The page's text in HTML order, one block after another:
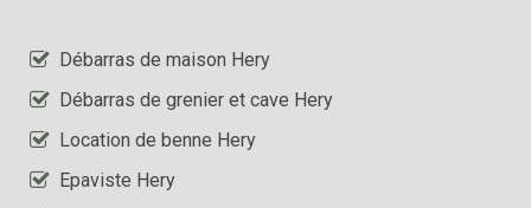
Débarras de maison Hery
Débarras de grenier et cave Hery
Location de benne Hery
Epaviste Hery